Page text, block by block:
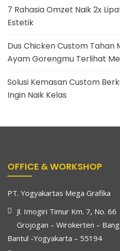
7 Rahasia Omzet Naik 2x
Estetik
Dus Chicken Custom Tahan
Ayam Gorengmu Terlihat
Solusi Kemasan Custom
Ingin Naik Kelas
OFFICE & WORKSHOP
PT. Yogyakartas Mega Grafika
Jl. Imogiri Timur Km. 7, No. 66
Grojogan – Wirokerten –
Bantul -Yogyakarta – 55194